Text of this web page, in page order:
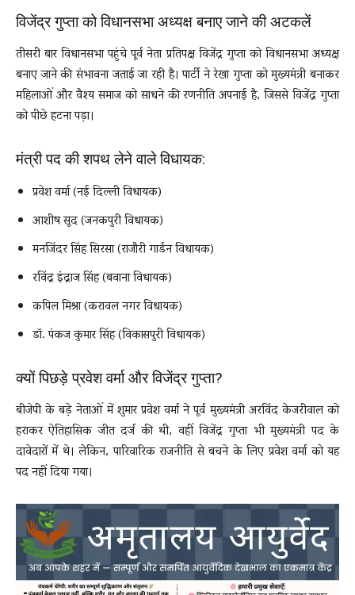
विजेंद्र गुप्ता को विधानसभा अध्यक्ष बनाए जाने की अटकलें
तीसरी बार विधानसभा पहुंचे पूर्व नेता प्रतिपक्ष विजेंद्र गुप्ता को विधानसभा अध्यक्ष
बनाए जाने की संभावना जताई जा रही है। पार्टी ने रेखा गुप्ता को मुख्यमंत्री बनाकर
महिलाओं और वैश्य समाज को साधने की रणनीति अपनाई है, जिससे विजेंद्र गुप्ता
को पीछे हटना पड़ा।
मंत्री पद की शपथ लेने वाले विधायक:
प्रवेश वर्मा (नई दिल्ली विधायक)
आशीष सूद (जनकपुरी विधायक)
मनजिंदर सिंह सिरसा (राजौरी गार्डन विधायक)
रविंद्र इंद्राज सिंह (बवाना विधायक)
कपिल मिश्रा (करावल नगर विधायक)
डॉ. पंकज कुमार सिंह (विकासपुरी विधायक)
क्यों पिछड़े प्रवेश वर्मा और विजेंद्र गुप्ता?
बीजेपी के बड़े नेताओं में शुमार प्रवेश वर्मा ने पूर्व मुख्यमंत्री अरविंद केजरीवाल को
हराकर ऐतिहासिक जीत दर्ज की थी, वहीं विजेंद्र गुप्ता भी मुख्यमंत्री पद के
दावेदारों में थे। लेकिन, पारिवारिक राजनीति से बचने के लिए प्रवेश वर्मा को यह
पद नहीं दिया गया।